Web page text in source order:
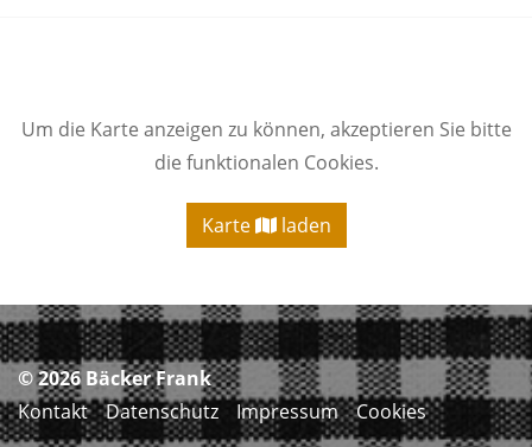
Um die Karte anzeigen zu können, akzeptieren Sie bitte
die funktionalen Cookies.
Karte laden
© 2026Bäcker Frank
Kontakt
Datenschutz Impressum Cookies